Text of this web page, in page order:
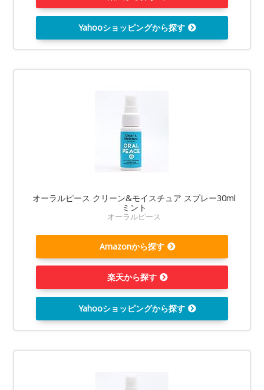
Yahooショッピングから探す
オーラルピース クリーン&モイスチュア スプレー30ml
ミント
オーラルピース
Amazonから探す
楽天から探す
Yahooショッピングから探す